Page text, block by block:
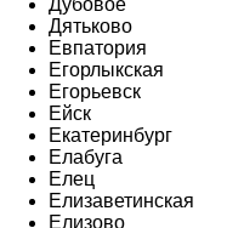
Дубовое
Дятьково
Евпатория
Егорлыкская
Егорьевск
Ейск
Екатеринбург
Елабуга
Елец
Елизаветинская
Елизово